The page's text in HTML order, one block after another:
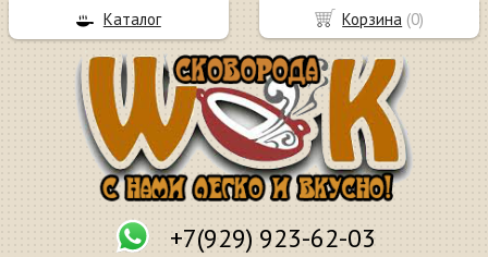
+7(929) 923-62-03
Корзина (0)
Каталог